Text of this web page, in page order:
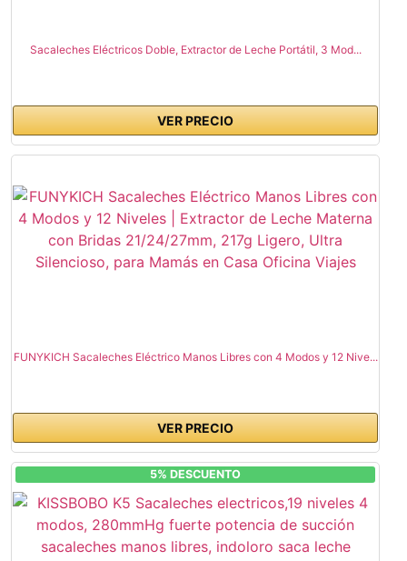
Sacaleches Eléctricos Doble, Extractor de Leche Portátil, 3 Mod...
VER PRECIO
FUNYKICH Sacaleches Eléctrico Manos Libres con 4 Modos y 12 Nive...
VER PRECIO
5% DESCUENTO